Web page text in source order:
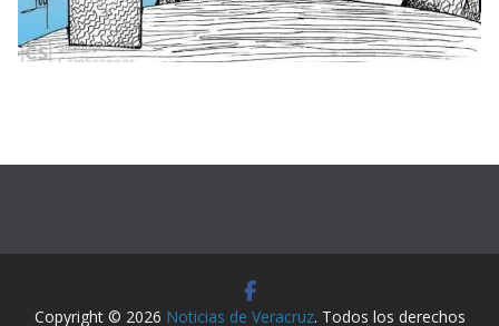
Copyright © 2026 Noticias de Veracruz. Todos los derechos